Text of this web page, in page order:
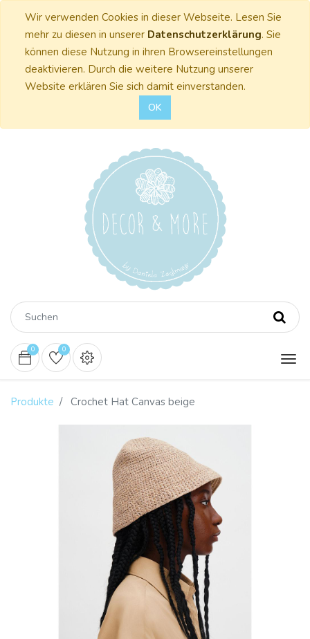
Wir verwenden Cookies in dieser Webseite. Lesen Sie
mehr zu diesen in unserer Datenschutzerklärung. Sie
können diese Nutzung in ihren Browsereinstellungen
deaktivieren. Durch die weitere Nutzung unserer
Website erklären Sie sich damit einverstanden.
OK
0 0
Produkte Crochet Hat Canvas beige